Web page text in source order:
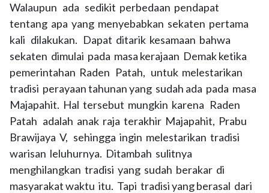
Walaupun ada sedikit perbedaan pendapat
tentang apa yang menyebabkan sekaten pertama
kali dilakukan. Dapat ditarik kesamaan bahwa
sekaten dimulai pada masa kerajaan Demak ketika
pemerintahan Raden Patah, untuk melestarikan
tradisi perayaan tahunan yang sudah ada pada masa
Majapahit. Hal tersebut mungkin karena Raden
Patah adalah anak raja terakhir Majapahit, Prabu
Brawijaya V, sehingga ingin melestarikan tradisi
warisan leluhurnya. Ditambah sulitnya
menghilangkan tradisi yang sudah berakar di
masyarakat waktu itu. Tapi tradisi yang berasal dari